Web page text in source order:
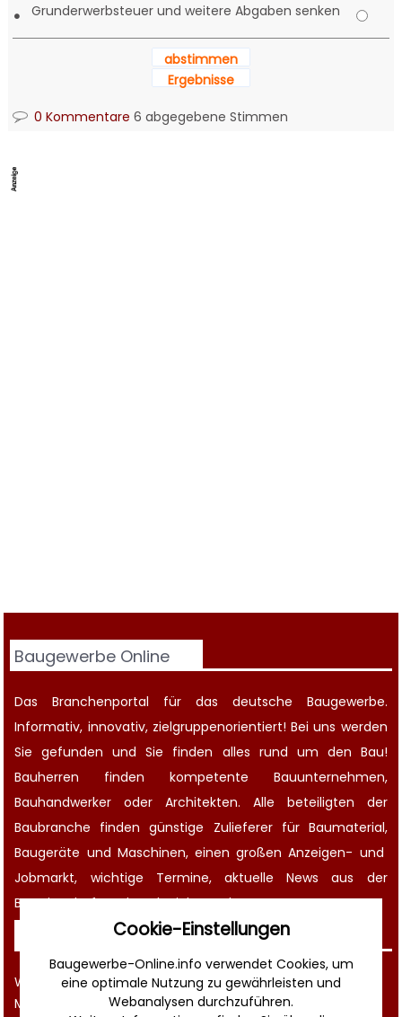
• Grunderwerbsteuer und weitere Abgaben senken
abstimmen
Ergebnisse
0 Kommentare 6 abgegebene Stimmen
Baugewerbe Online
Das Branchenportal für das deutsche Baugewerbe.
Informativ, innovativ, zielgruppenorientiert! Bei uns werden
Sie gefunden und Sie finden alles rund um den Bau!
Bauherren finden kompetente Bauunternehmen,
Bauhandwerker oder Architekten. Alle beteiligten der
Baubranche finden günstige Zulieferer für Baumaterial,
Baugeräte und Maschinen, einen großenAnzeigen- und
Jobmarkt, wichtige Termine, aktuelleNews aus der
Bauwirtschaftund noch vieles mehr!
Werbung
Musterverträge und Vorlagen
Cookie-Einstellungen
Baugewerbe-Online.info verwendet Cookies, um
eine optimale Nutzung zu gewährleisten und
Webanalysen durchzuführen.